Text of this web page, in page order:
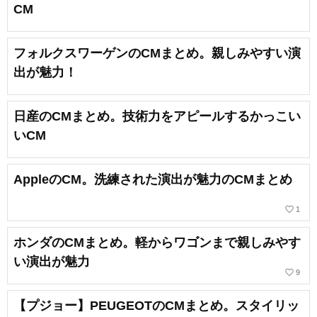
CM
フォルクスワーゲンのCMまとめ。親しみやすい演
出が魅力！
日産のCMまとめ。技術力をアピールするかっこい
いCM
AppleのCM。洗練された演出が魅力のCMまとめ
favorite_border 1
ホンダのCMまとめ。軽からワゴンまで親しみやす
い演出が魅力
favorite_border 9
【プジョー】PEUGEOTのCMまとめ。スタイリッ